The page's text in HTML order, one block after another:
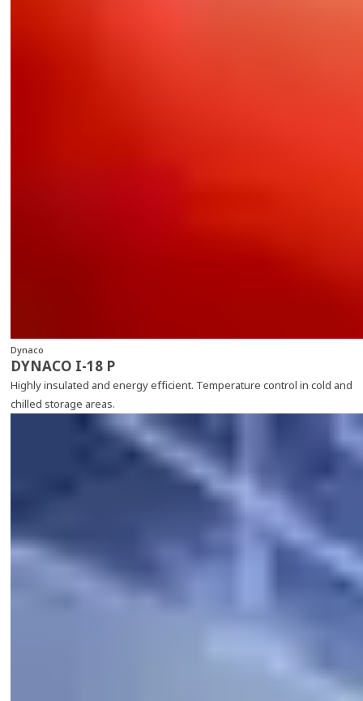
Dynaco
DYNACO I-18 P
Highly insulated and energy efficient. Temperature control in cold and
chilled storage areas.